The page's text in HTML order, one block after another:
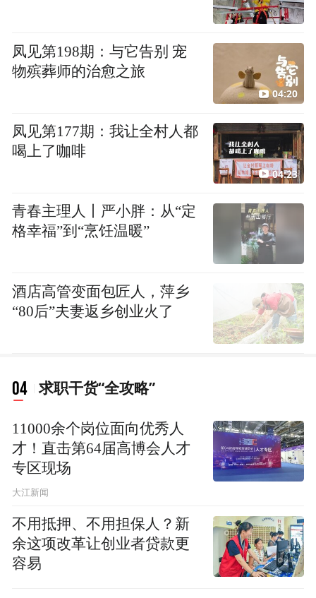
凤见第198期：与它告别 宠
物殡葬师的治愈之旅
04:20
凤见第177期：我让全村人都
喝上了咖啡
04:23
青春主理人丨严小胖：从“定
格幸福”到“烹饪温暖”
酒店高管变面包匠人，萍乡
“80后”夫妻返乡创业火了
04 求职干货“全攻略”
11000余个岗位面向优秀人
才！直击第64届高博会人才
专区现场
大江新闻
不用抵押、不用担保人？新
余这项改革让创业者贷款更
容易